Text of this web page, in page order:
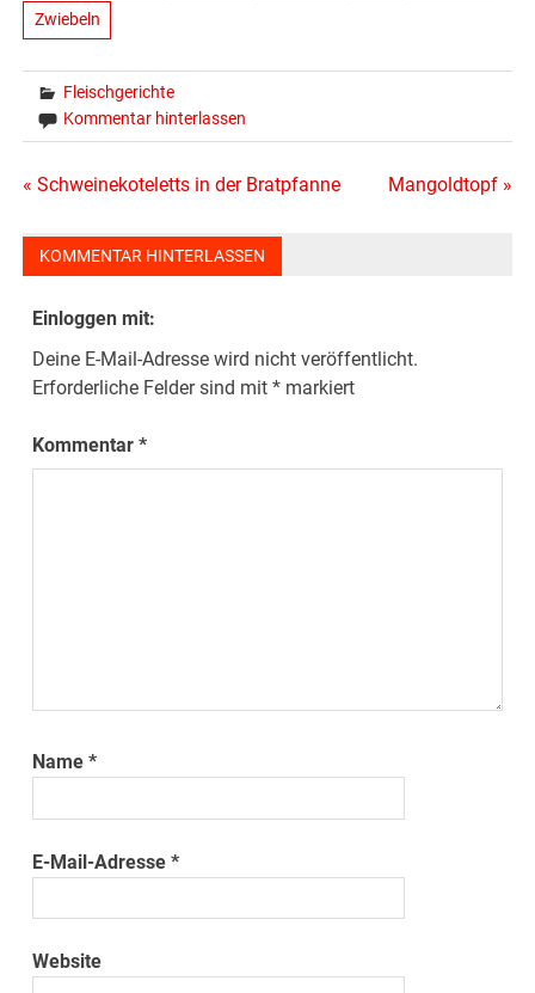
Zwiebeln
Fleischgerichte
Kommentar hinterlassen
Beitragsnavigation
« Schweinekoteletts in der Bratpfanne Mangoldtopf »
KOMMENTAR HINTERLASSEN
Einloggen mit:
Deine E-Mail-Adresse wird nicht veröffentlicht.
Erforderliche Felder sind mit* markiert
Kommentar*
Name*
E-Mail-Adresse*
Website